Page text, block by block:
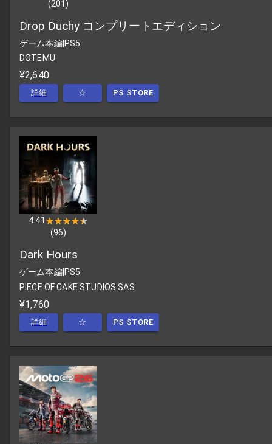
(201 )
Drop Duchy コンプリートエディション
ゲーム本編|PS5
DOTEMU
¥2,640
詳細 ☆ PS STORE
4.41 ★★★★★
★★★★★
(96)
Dark Hours
ゲーム本編| PS5
PIECE OF CAKE STUDIOS SAS
¥1,760
詳細 ☆ PS STORE